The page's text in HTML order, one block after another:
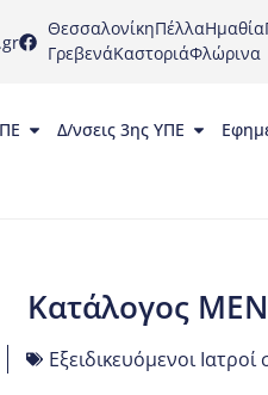
ΘεσσαλονίκηΠέλλαΗμαθία
ΓρεβενάΚαστοριάΦλώρινα
Δ/νσεις 3ης ΥΠΕ
Κατάλογος
Εξειδικευόμενοι